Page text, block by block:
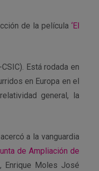
de la película ‘El
Está rodada en
en Europa en el
general, la
a la vanguardia
de Ampliación de
Enrique Moles José